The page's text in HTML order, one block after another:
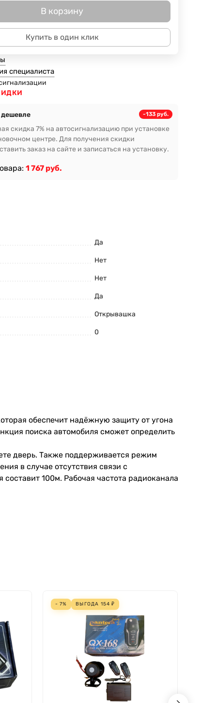
В корзину
Купить в один клик
специалиста
дешевле -133 руб.
скидка 7% на автосигнализацию при установке
центре. Для получения скидки
заказ на сайте и записаться на установку.
1 767 руб.
Да
Нет
Нет
Да
Открывашка
0
обеспечит надёжную защиту от угона
поиска автомобиля сможет определить
дверь. Также поддерживается режим
в случае отсутствия связи с
100м. Рабочая частота радиоканала
- 7% ВЫГОДА 154 ₽